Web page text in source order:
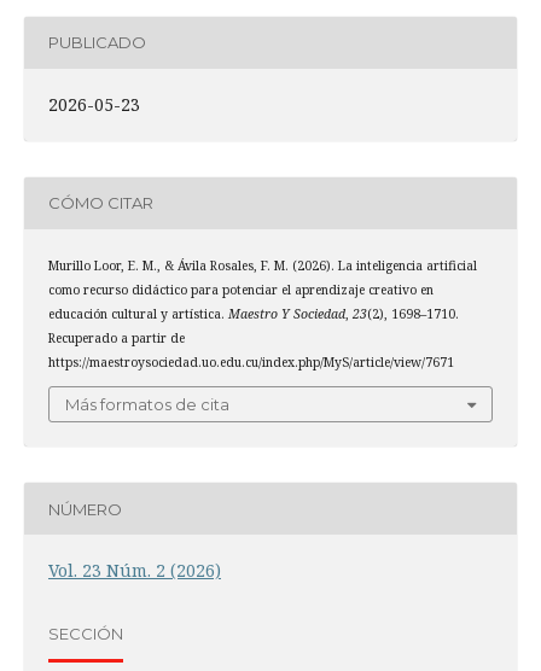
PUBLICADO
2026-05-23
CÓMO CITAR
Murillo Loor, E. M., & Ávila Rosales, F. M. (2026). La inteligencia artificial
como recurso didáctico para potenciar el aprendizaje creativo en
educación cultural y artística. Maestro Y Sociedad, 23(2), 1698–1710.
Recuperado a partir de
https://maestroysociedad.uo.edu.cu/index.php/MyS/article/view/7671
Más formatos de cita
NÚMERO
Vol. 23 Núm. 2 (2026)
SECCIÓN